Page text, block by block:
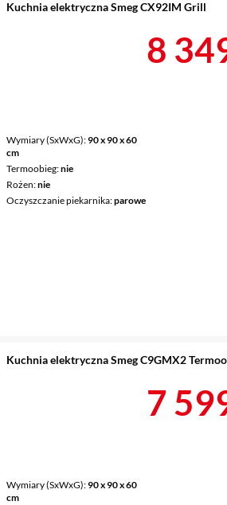
Kuchnia elektryczna Smeg CX92IM Grill
Wymiary (SxWxG) 90 x 90 x 60
cm
Termoobieg nie
Rożen nie
Oczyszczanie piekarnika parowe
8
Kuchnia elektryczna Smeg C9GMX2
Wymiary (SxWxG) 90 x 90 x 60
cm
7